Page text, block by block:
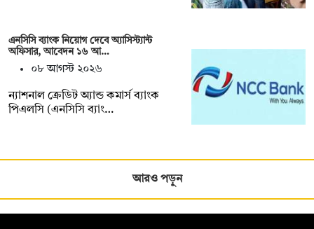
এনসিসি ব্যাংক নিয়োগ দেবে অ্যাসিস্ট্যান্ট
অফিসার, আবেদন ১৬ আ…
০৮ আগস্ট ২০২৬
ন্যাশনাল ক্রেডিট অ্যান্ড কমার্স ব্যাংক
পিএলসি (এনসিসি ব্যাং…
আরও পড়ুন